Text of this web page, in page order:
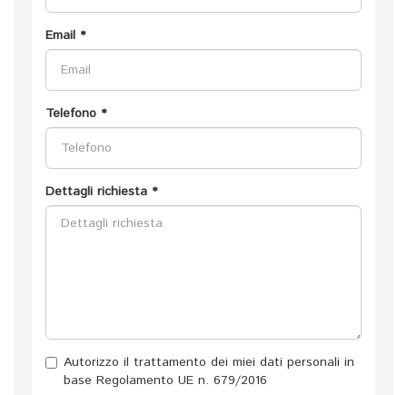
Email *
Telefono *
Dettagli richiesta *
Autorizzo il trattamento dei miei dati personali in
base Regolamento UE n. 679/2016